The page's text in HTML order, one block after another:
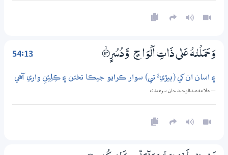
54:13 وَحَمَلْنٰهُ عَلٰي ذَاتِ اَلْوَاحٍ وَّدُسُرٍ۝ۙ13
۽ اسان ان کي (ٻيڙيءَ تي) سوار ڪرايو جيڪا تختن ۽ ڪِلِيُنِ واري آهي
— علامه عبدالوحيد جان سرھندي